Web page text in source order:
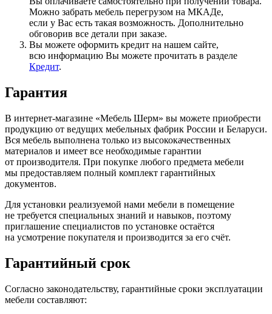
Можно забрать мебель перегрузом на МКАДе,
если у Вас есть такая возможность. Дополнительно
обговорив все детали при заказе.
Вы можете оформить кредит на нашем сайте,
всю информацию Вы можете прочитать в разделе
Кредит.
Гарантия
В интернет-магазине «Мебель Шерм» вы можете приобрести
продукцию от ведущих мебельных фабрик России и Беларуси.
Вся мебель выполнена только из высококачественных
материалов и имеет все необходимые гарантии
от производителя. При покупке любого предмета мебели
мы предоставляем полный комплект гарантийных
документов.
Для установки реализуемой нами мебели в помещение
не требуется специальных знаний и навыков, поэтому
приглашение специалистов по установке остаётся
на усмотрение покупателя и производится за его счёт.
Гарантийный срок
Согласно законодательству, гарантийные сроки эксплуатации
мебели составляют: